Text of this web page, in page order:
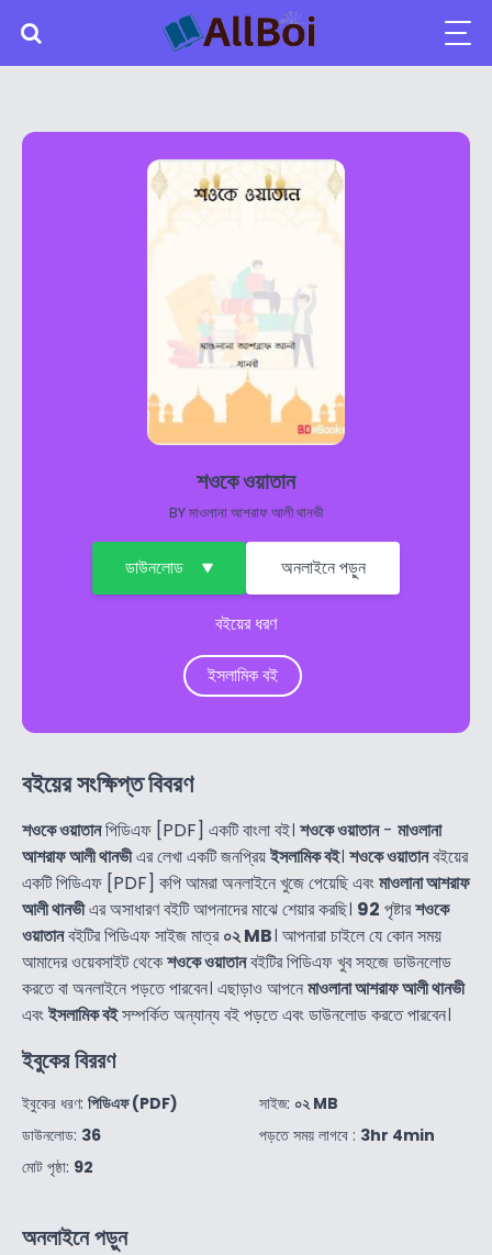
শওকে ওয়াতান
BYমাওলানা আশরাফ আলী থানভী
ডাউনলোড অনলাইনে পড়ুন
বইয়ের ধরণ
ইসলামিক বই
বইয়ের সংক্ষিপ্ত বিবরণ
শওকে ওয়াতানপিডিএফ [PDF] একটি বাংলা বই। শওকে ওয়াতান- মাওলানা
আশরাফ আলী থানভীএর লেখা একটি জনপ্রিয়ইসলামিক বই। শওকে ওয়াতানবইয়ের
একটি পিডিএফ [PDF] কপি আমরা অনলাইনে খুজে পেয়েছি এবংমাওলানা আশরাফ
আলী থানভীএর অসাধারণ বইটি আপনাদের মাঝে শেয়ার করছি। 92 পৃষ্টারশওকে
ওয়াতানবইটির পিডিএফ সাইজ মাত্র০২ MB। আপনারা চাইলে যে কোন সময়
আমাদের ওয়েবসাইট থেকেশওকে ওয়াতানবইটির পিডিএফ খুব সহজে ডাউনলোড
করতে বা অনলাইনে পড়তে পারবেন। এছাড়াও আপনেমাওলানা আশরাফ আলী থানভী
এবংইসলামিক বইসম্পর্কিত অন্যান্য বই পড়তে এবং ডাউনলোড করতে পারবেন।
ইবুকের বিররণ
ইবুকের ধরণ: পিডিএফ (PDF)
ডাউনলোড: 36
মোট পৃষ্ঠা: 92
সাইজ: ০২ MB
পড়তে সময় লাগবে : 3hr 4min
অনলাইনে পড়ুন